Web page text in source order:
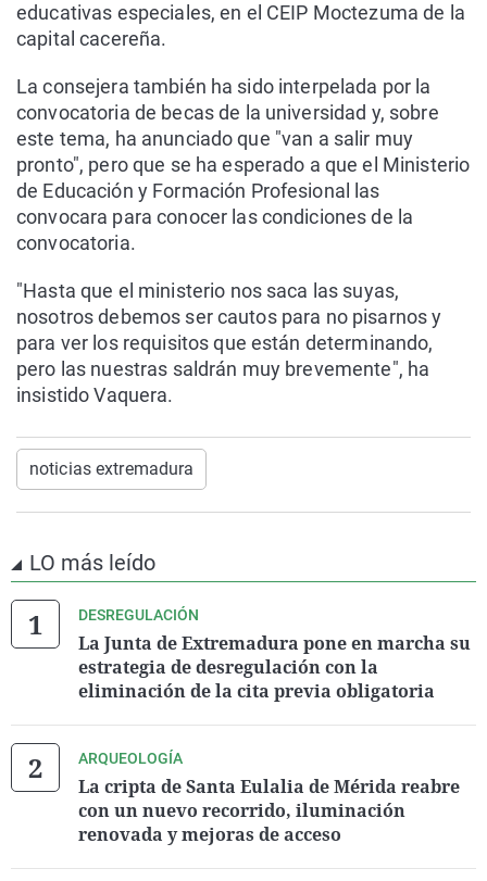
educativas especiales, en el CEIP Moctezuma de la
capital cacereña.
La consejera también ha sido interpelada por la
convocatoria de becas de la universidad y, sobre
este tema, ha anunciado que "van a salir muy
pronto", pero que se ha esperado a que el Ministerio
de Educación y Formación Profesional las
convocara para conocer las condiciones de la
convocatoria.
"Hasta que el ministerio nos saca las suyas,
nosotros debemos ser cautos para no pisarnos y
para ver los requisitos que están determinando,
pero las nuestras saldrán muy brevemente", ha
insistido Vaquera.
noticias extremadura
LO más leído
DESREGULACIÓN
La Junta de Extremadura pone en marcha su
estrategia de desregulación con la
eliminación de la cita previa obligatoria
ARQUEOLOGÍA
La cripta de Santa Eulalia de Mérida reabre
con un nuevo recorrido, iluminación
renovada y mejoras de acceso